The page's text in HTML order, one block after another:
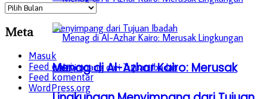
Menag di Al-Azhar Kairo: Merusak
Archives
Meta
Masuk
Feed entri
Feed komentar
WordPress.org